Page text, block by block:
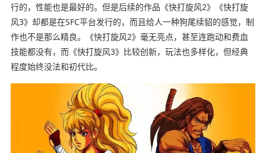
行的，性能也是最好的。但是后续的作品《快打旋风2》《快打旋
风3》却都是在SFC平台发行的，而且给人一种狗尾续貂的感觉，制
作也不是那么精良。《快打旋风2》毫无亮点，甚至连跑动和费血
技能都没有，而《快打旋风3》比较创新，玩法也多样化，但经典
程度始终没法和初代比。